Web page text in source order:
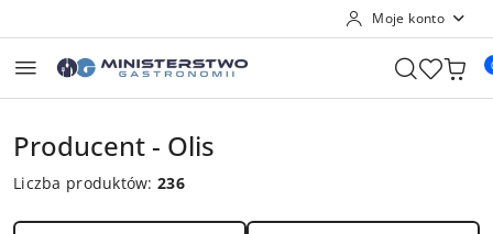
Moje konto
Producent - Olis
Liczba produktów:236